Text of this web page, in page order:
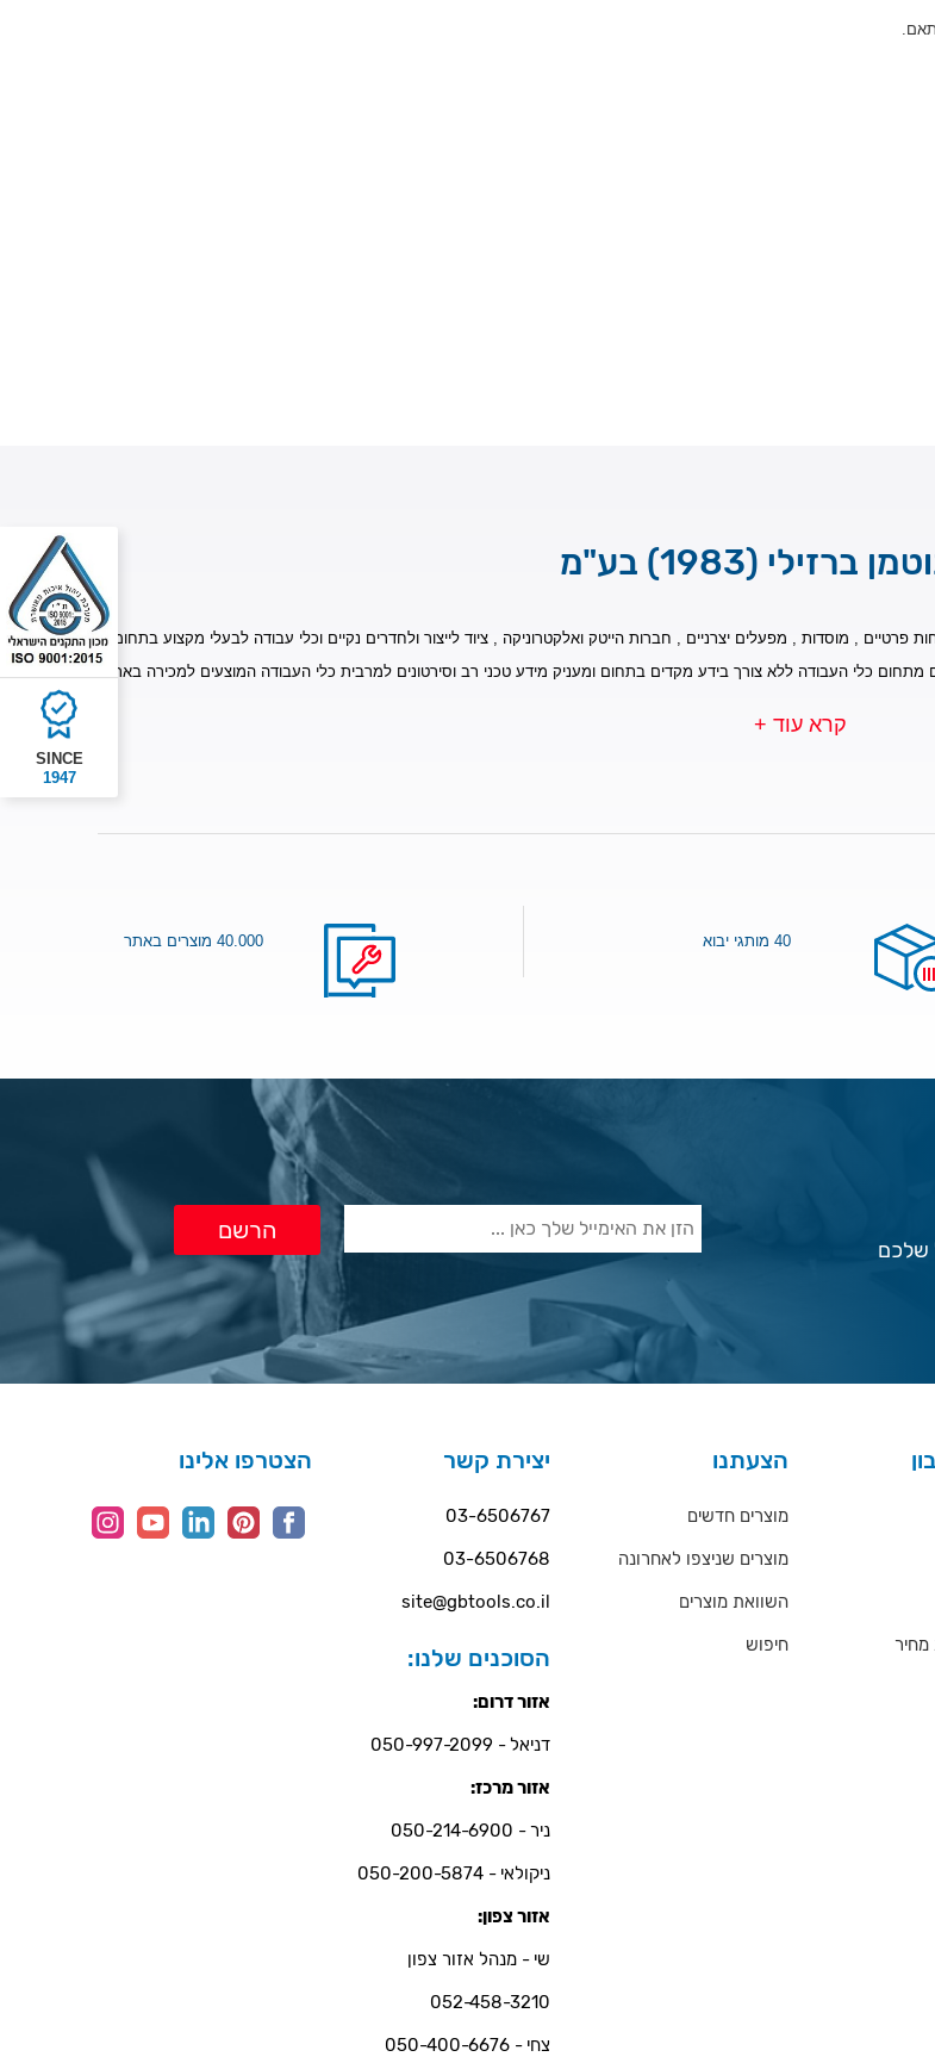
SINCE
1947
(1983) בע"מ
פרטיים , מוסדות , מפעלים יצרניים , חברות הייטק ואלקטרוניקה , ציוד לייצור ולחדרים נקיים וכלי עבודה לבעלי מקצוע בתחומים
כלי העבודה ללא צורך בידע מקדים בתחום ומעניק מידע טכני רב וסירטונים למרבית כלי העבודה המוצעים למכירה באתר.
קרא עוד +
40 מותגי יבוא 40.000 מוצרים באתר
שלכם
הצעתנו
מוצרים חדשים
מוצרים שניצפו לאחרונה
השוואת מוצרים
חיפוש
יצירת קשר
03-6506767
03-6506768
site@gbtools.co.il
הסוכנים שלנו:
אזור דרום:
דניאל - 050-997-2099
אזור מרכז:
ניר - 050-214-6900
ניקולאי - 050-200-5874
אזור צפון:
שי - מנהל אזור צפון
052-458-3210
צחי - 050-400-6676
הצטרפו אלינו